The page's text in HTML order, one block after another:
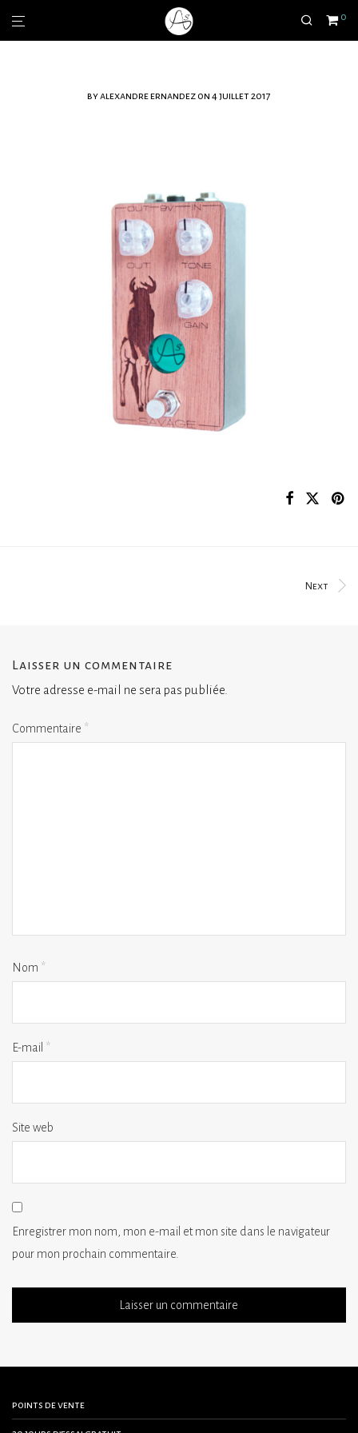
0
byalexandre ernandez on 4 juillet 2017
Next
Laisser un commentaire
Votre adresse e-mail ne sera pas publiée.
Commentaire *
Nom *
E-mail *
Site web
Enregistrer mon nom, mon e-mail et mon site dans le navigateur
pour mon prochain commentaire.
points de vente